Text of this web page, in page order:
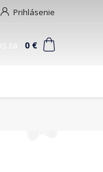
Prihlásenie
za 0 €